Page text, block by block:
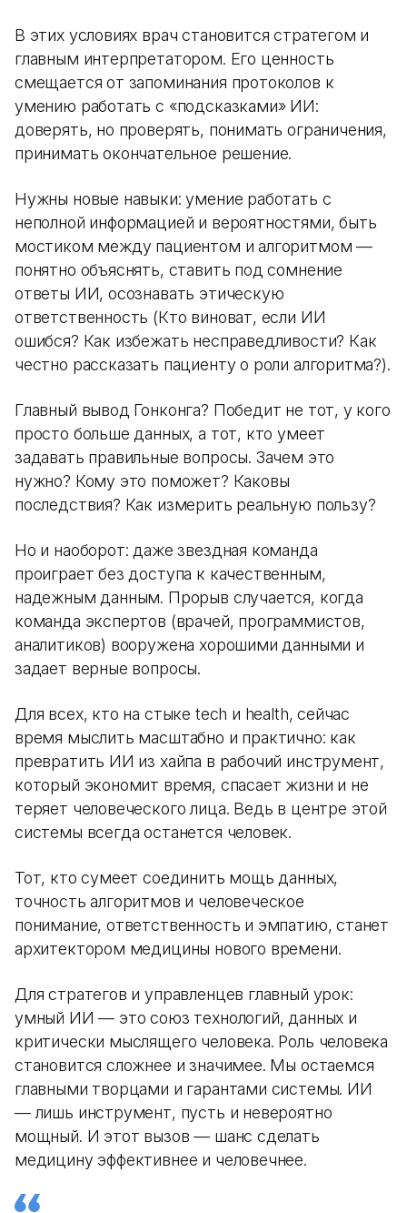
В этих условиях врач становится стратегом и
главным интерпретатором. Его ценность
смещается от запоминания протоколов к
умению работать с «подсказками» ИИ:
доверять, но проверять, понимать ограничения,
принимать окончательное решение.
Нужны новые навыки: умение работать с
неполной информацией и вероятностями, быть
мостиком между пациентом и алгоритмом —
понятно объяснять, ставить под сомнение
ответы ИИ, осознавать этическую
ответственность (Кто виноват, если ИИ
ошибся? Как избежать несправедливости? Как
честно рассказать пациенту о роли алгоритма?).
Главный вывод Гонконга? Победит не тот, у кого
просто больше данных, а тот, кто умеет
задавать правильные вопросы. Зачем это
нужно? Кому это поможет? Каковы
последствия? Как измерить реальную пользу?
Но и наоборот: даже звездная команда
проиграет без доступа к качественным,
надежным данным. Прорыв случается, когда
команда экспертов (врачей, программистов,
аналитиков) вооружена хорошими данными и
задает верные вопросы.
Для всех, кто на стыке tech и health, сейчас
время мыслить масштабно и практично: как
превратить ИИ из хайпа в рабочий инструмент,
который экономит время, спасает жизни и не
теряет человеческого лица. Ведь в центре этой
системы всегда останется человек.
Тот, кто сумеет соединить мощь данных,
точность алгоритмов и человеческое
понимание, ответственность и эмпатию, станет
архитектором медицины нового времени.
Для стратегов и управленцев главный урок:
умный ИИ — это союз технологий, данных и
критически мыслящего человека. Роль человека
становится сложнее и значимее. Мы остаемся
главными творцами и гарантами системы. ИИ
— лишь инструмент, пусть и невероятно
мощный. И этот вызов — шанс сделать
медицину эффективнее и человечнее.